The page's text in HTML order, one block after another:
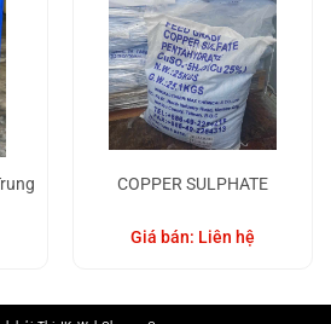
COPPER SULPHATE
Giá bán: Liên hệ